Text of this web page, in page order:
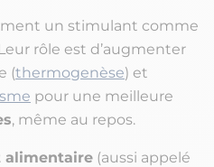
un stimulant comme
rôle est d’augmenter
(thermogenèse) et
pour une meilleure
, même au repos.
alimentaire (aussi appelé